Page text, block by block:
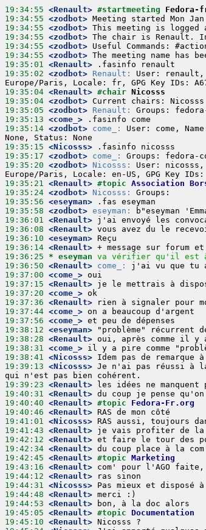
19:34:55 <Renault> #startmeeting Fedora-
19:34:55 <zodbot>
19:34:55 <zodbot>
19:34:55 <zodbot>
19:34:55 <zodbot>
19:34:55 <zodbot>
19:35:01 <Renault>
19:35:02 <zodbot> Renault:
User: renault,
19:35:04 <Renault> #chair Nicosss
19:35:04 <zodbot>
19:35:05 <zodbot> Renault:
19:35:13 <come_>
19:35:14 <zodbot> come_:
User: come,
19:35:15 <Nicosss>
19:35:17 <zodbot> come_:
19:35:20 <zodbot> Nicosss:
User: nicosss,
19:35:21 <Renault> #topic Association
19:35:24 <zodbot> Nicosss:
19:35:56 <eseyman>
19:35:58 <zodbot> eseyman:
19:36:01 <Renault>
19:36:08 <Renault>
19:36:10 <eseyman>
19:36:14 <Renault>
19:36:25 * eseyman va vérifier qu'il est
19:36:50 <Renault> come_:
19:37:00 <come_>
19:37:15 <Renault>
19:37:20 <come_>
19:37:36 <Renault>
19:37:44 <come_>
19:37:56 <come_>
19:38:12 <eseyman>
19:38:28 <Renault>
19:38:31 <come_>
19:38:41 <Nicosss>
19:39:13 <Nicosss> Je n'ai pas réussi à
19:39:23 <Renault>
19:40:31 <Renault>
19:40:40 <Renault> #topic Fedora-Fr.org
19:40:46 <Renault>
19:41:01 <Nicosss>
19:41:43 <Renault>
19:42:12 <Renault>
19:42:34 <Renault>
19:42:45 <Renault> #topic Marketing
19:43:16 <Renault>
19:44:12 <Renault>
19:44:31 <Nicosss>
19:44:48 <Renault>
19:44:53 <Renault>
19:45:05 <Renault> #topic Documentation
19:45:10 <Renault>